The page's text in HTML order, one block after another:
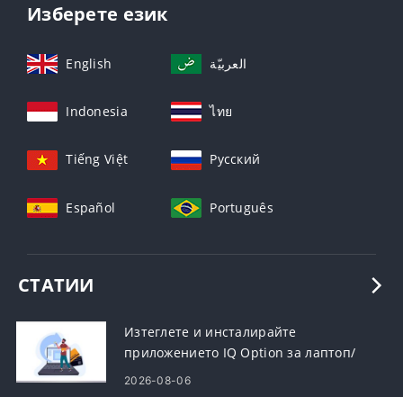
Изберете език
English العربيّة
Indonesia ไทย
Tiếng Việt Русский
Español Português
СТАТИИ
Изтеглете и инсталирайте
приложението IQ Option за лаптоп/
компютър (Windows, macOS)
2026-08-06